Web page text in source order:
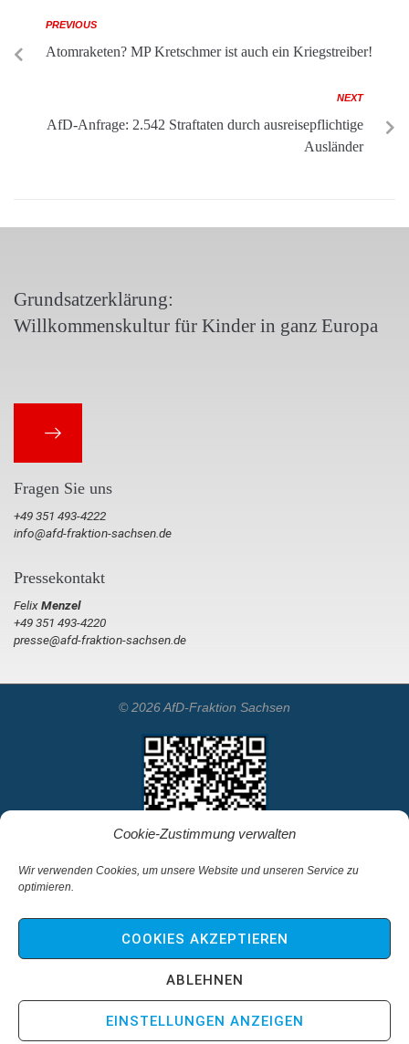
Cookie-Zustimmung verwalten
Wir verwenden Cookies, um unsere Website und unseren Service zu
optimieren.
COOKIES AKZEPTIEREN
ABLEHNEN
EINSTELLUNGEN ANZEIGEN
PREVIOUS
Atomraketen? MP Kretschmer ist auch ein Kriegstreiber!
NEXT
AfD-Anfrage: 2.542 Straftaten durch ausreisepflichtige
Ausländer
Grundsatzerklärung:
Willkommenskultur für Kinder in ganz Europa
Fragen Sie uns
+49 351 493-4222
info@afd-fraktion-sachsen.de
Pressekontakt
FelixMenzel
+49 351 493-4220
presse@afd-fraktion-sachsen.de
© 2026 AfD-Fraktion Sachsen
Startseite
Kontakt
Impressum & Haftungsausschluss
Datenschutz